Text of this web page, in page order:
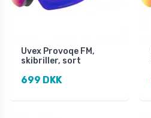
Uvex Provoqe FM,
skibriller, sort
699 DKK